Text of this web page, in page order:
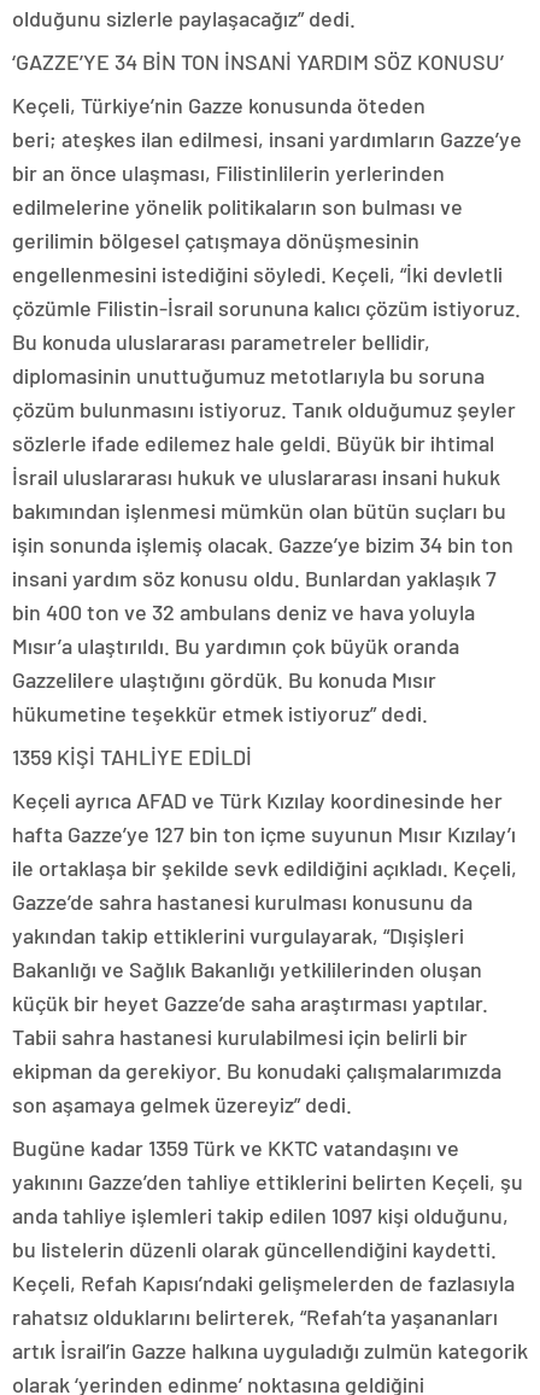
olduğunu sizlerle paylaşacağız” dedi.
‘GAZZE’YE 34 BİN TON İNSANİ YARDIM SÖZ KONUSU’
Keçeli, Türkiye’nin Gazze konusunda öteden
beri; ateşkes ilan edilmesi, insani yardımların Gazze’ye
bir an önce ulaşması, Filistinlilerin yerlerinden
edilmelerine yönelik politikaların son bulması ve
gerilimin bölgesel çatışmaya dönüşmesinin
engellenmesini istediğini söyledi. Keçeli, “İki devletli
çözümle Filistin-İsrail sorununa kalıcı çözüm istiyoruz.
Bu konuda uluslararası parametreler bellidir,
diplomasinin unuttuğumuz metotlarıyla bu soruna
çözüm bulunmasını istiyoruz. Tanık olduğumuz şeyler
sözlerle ifade edilemez hale geldi. Büyük bir ihtimal
İsrail uluslararası hukuk ve uluslararası insani hukuk
bakımından işlenmesi mümkün olan bütün suçları bu
işin sonunda işlemiş olacak. Gazze’ye bizim 34 bin ton
insani yardım söz konusu oldu. Bunlardan yaklaşık 7
bin 400 ton ve 32 ambulans deniz ve hava yoluyla
Mısır’a ulaştırıldı. Bu yardımın çok büyük oranda
Gazzelilere ulaştığını gördük. Bu konuda Mısır
hükumetine teşekkür etmek istiyoruz” dedi.
1359 KİŞİ TAHLİYE EDİLDİ
Keçeli ayrıca AFAD ve Türk Kızılay koordinesinde her
hafta Gazze’ye 127 bin ton içme suyunun Mısır Kızılay’ı
ile ortaklaşa bir şekilde sevk edildiğini açıkladı. Keçeli,
Gazze’de sahra hastanesi kurulması konusunu da
yakından takip ettiklerini vurgulayarak, “Dışişleri
Bakanlığı ve Sağlık Bakanlığı yetkililerinden oluşan
küçük bir heyet Gazze’de saha araştırması yaptılar.
Tabii sahra hastanesi kurulabilmesi için belirli bir
ekipman da gerekiyor. Bu konudaki çalışmalarımızda
son aşamaya gelmek üzereyiz” dedi.
Bugüne kadar 1359 Türk ve KKTC vatandaşını ve
yakınını Gazze’den tahliye ettiklerini belirten Keçeli, şu
anda tahliye işlemleri takip edilen 1097 kişi olduğunu,
bu listelerin düzenli olarak güncellendiğini kaydetti.
Keçeli, Refah Kapısı’ndaki gelişmelerden de fazlasıyla
rahatsız olduklarını belirterek, “Refah’ta yaşananları
artık İsrail’in Gazze halkına uyguladığı zulmün kategorik
olarak ‘yerinden edinme’ noktasına geldiğini